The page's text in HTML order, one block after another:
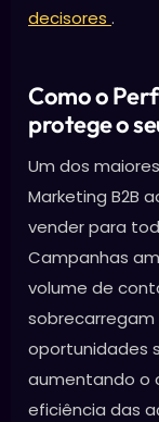
decisores .
Como o
protege o
Um dos
Marketing B2B
vender para
Campanhas
volume de
oportunidades
aumentando o
eficiência das